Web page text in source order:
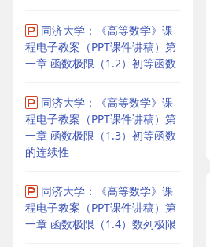
同济大学：《高等数学》课
程电子教案（PPT课件讲稿）第
一章 函数极限（1.2）初等函数
同济大学：《高等数学》课
程电子教案（PPT课件讲稿）第
一章 函数极限（1.3）初等函数
的连续性
同济大学：《高等数学》课
程电子教案（PPT课件讲稿）第
一章 函数极限（1.4）数列极限